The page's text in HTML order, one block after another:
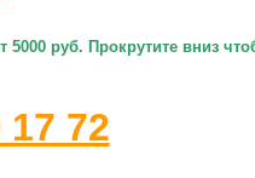
5000 руб. Прокрутите вниз
17 72